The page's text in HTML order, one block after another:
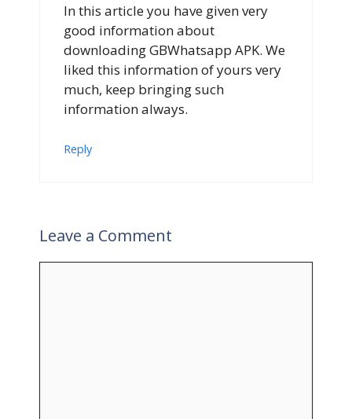
In this article you have given very
good information about
downloading GBWhatsapp APK. We
liked this information of yours very
much, keep bringing such
information always.
Reply
Leave a Comment